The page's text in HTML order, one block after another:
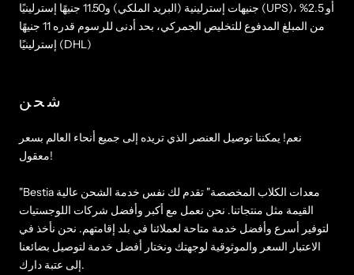
جنيهات إسترلينية (البريد الملكي) و11.50 جنيهًا إسترلينيًا (UPS)، أو 2.5%
من المبلغ المدفوع للتخليص الجمركي، بحد أدنى للرسوم قدره 11 جنيهًا
إسترلينيًا (DHL)
شحن
نعم! يمكننا توصيل العنصر الذي تريده إلى جميع أنحاء العالم بسعر
معقول!
"Bestia معدات الكلاب المخصصة" تقدم لك نفس خدمة الشحن عالية
القيمة مثل منتجاتنا. نحن نعمل مع أكبر وأفضل شركات اللوجستيات
لتوفير أسرع وأفضل خدمة متاحة لعملائنا في بلد إقامتهم. نحن نأخذ في
الاعتبار السعر والموثوقية لوجهتك ونختار أفضل خدمة لتوصيل بضائعنا
إلى عتبة دارك.